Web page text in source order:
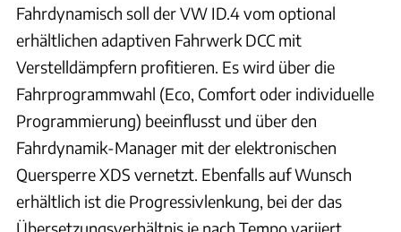
Fahrdynamisch soll der VW ID.4 vom optional
erhältlichen adaptiven Fahrwerk DCC mit
Verstelldämpfern profitieren. Es wird über die
Fahrprogrammwahl (Eco, Comfort oder individuelle
Programmierung) beeinflusst und über den
Fahrdynamik-Manager mit der elektronischen
Quersperre XDS vernetzt. Ebenfalls auf Wunsch
erhältlich ist die Progressivlenkung, bei der das
Übersetzungsverhältnis je nach Tempo variiert.